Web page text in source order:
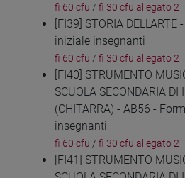
fi 60 cfu / fi 30 cfu allegato 2
[FI39] STORIA
iniziale insegnanti
fi 60 cfu / fi 30 cfu allegato 2
[FI40] STRUMENTO
SCUOLA SECONDARIA DI
(CHITARRA) - AB56 -
insegnanti
fi 60 cfu / fi 30 cfu allegato 2
[FI41] STRUMENTO